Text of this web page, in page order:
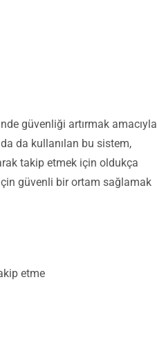
güvenliği artırmak amacıyla
da kullanılan bu sistem,
takip etmek için oldukça
güvenli bir ortam sağlamak
etme